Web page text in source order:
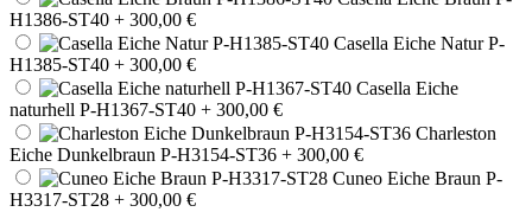
H1386-ST40 + 300,00 €
Casella Eiche Natur P-
H1385-ST40 + 300,00 €
Casella Eiche
naturhell P-H1367-ST40 + 300,00 €
Charleston
Eiche Dunkelbraun P-H3154-ST36 + 300,00 €
Cuneo Eiche Braun P-
H3317-ST28 + 300,00 €